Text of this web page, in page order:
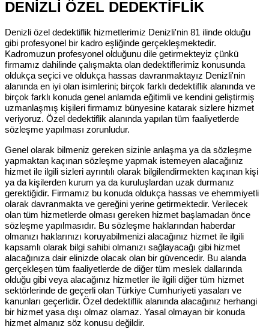
DENİZLİ ÖZEL DEDEKTİFLİK
Denizli özel dedektiflik hizmetlerimiz Denizli'nin 81 ilinde olduğu
gibi profesyonel bir kadro eşliğinde gerçekleşmektedir.
Kadromuzun profesyonel olduğunu dile getirmekteyiz çünkü
firmamız dahilinde çalışmakta olan dedektiflerimiz konusunda
oldukça seçici ve oldukça hassas davranmaktayız Denizli'nin
alanında en iyi olan isimlerini; birçok farklı dedektiflik alanında ve
birçok farklı konuda genel anlamda eğitimli ve kendini geliştirmiş
uzmanlaşmış kişileri firmamız bünyesine katarak sizlere hizmet
veriyoruz. Özel dedektiflik alanında yapılan tüm faaliyetlerde
sözleşme yapılması zorunludur.
Genel olarak bilmeniz gereken sizinle anlaşma ya da sözleşme
yapmaktan kaçınan sözleşme yapmak istemeyen alacağınız
hizmet ile ilgili sizleri ayrıntılı olarak bilgilendirmekten kaçınan kişi
ya da kişilerden kurum ya da kuruluşlardan uzak durmanız
gerektiğidir. Firmamız bu konuda oldukça hassas ve ehemmiyetli
olarak davranmakta ve gereğini yerine getirmektedir. Verilecek
olan tüm hizmetlerde olması gereken hizmet başlamadan önce
sözleşme yapılmasıdır. Bu sözleşme haklarından haberdar
olmanızı haklarınızı koruyabilmenizi alacağınız hizmet ile ilgili
kapsamlı olarak bilgi sahibi olmanızı sağlayacağı gibi hizmet
alacağınıza dair elinizde olacak olan bir güvencedir. Bu alanda
gerçekleşen tüm faaliyetlerde de diğer tüm meslek dallarında
olduğu gibi veya alacağınız hizmetler ile ilgili diğer tüm hizmet
sektörlerinde de geçerli olan Türkiye Cumhuriyeti yasaları ve
kanunları geçerlidir. Özel dedektiflik alanında alacağınız herhangi
bir hizmet yasa dışı olmaz olamaz. Yasal olmayan bir konuda
hizmet almanız söz konusu değildir.